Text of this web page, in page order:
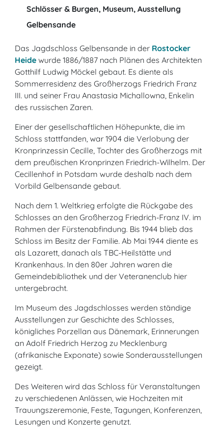
Schlösser & Burgen, Museum, Ausstellung
Gelbensande
Das Jagdschloss Gelbensande in der Rostocker
Heide wurde 1886/1887 nach Plänen des Architekten
Gotthilf Ludwig Möckel gebaut. Es diente als
Sommerresidenz des Großherzogs Friedrich Franz
III. und seiner Frau Anastasia Michallowna, Enkelin
des russischen Zaren.
Einer der gesellschaftlichen Höhepunkte, die im
Schloss stattfanden, war 1904 die Verlobung der
Kronprinzessin Cecille, Tochter des Großherzogs mit
dem preußischen Kronprinzen Friedrich-Wilhelm. Der
Cecillenhof in Potsdam wurde deshalb nach dem
Vorbild Gelbensande gebaut.
Nach dem 1. Weltkrieg erfolgte die Rückgabe des
Schlosses an den Großherzog Friedrich-Franz IV. im
Rahmen der Fürstenabfindung. Bis 1944 blieb das
Schloss im Besitz der Familie. Ab Mai 1944 diente es
als Lazarett, danach als TBC-Heilstätte und
Krankenhaus. In den 80er Jahren waren die
Gemeindebibliothek und der Veteranenclub hier
untergebracht.
Im Museum des Jagdschlosses werden ständige
Ausstellungen zur Geschichte des Schlosses,
königliches Porzellan aus Dänemark, Erinnerungen
an Adolf Friedrich Herzog zu Mecklenburg
(afrikanische Exponate) sowie Sonderausstellungen
gezeigt.
Des Weiteren wird das Schloss für Veranstaltungen
zu verschiedenen Anlässen, wie Hochzeiten mit
Trauungszeremonie, Feste, Tagungen, Konferenzen,
Lesungen und Konzerte genutzt.